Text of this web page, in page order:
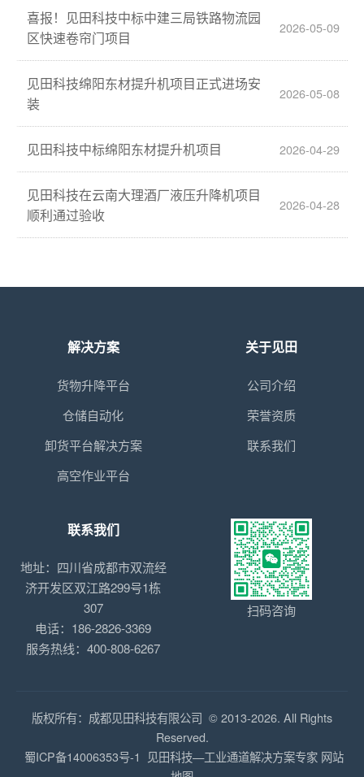
喜报！见田科技中标中建三局铁路物流园
区快速卷帘门项目
2026-05-09
见田科技绵阳东材提升机项目正式进场安
装
2026-05-08
见田科技中标绵阳东材提升机项目 2026-04-29
见田科技在云南大理酒厂液压升降机项目
顺利通过验收
2026-04-28
解决方案
货物升降平台
仓储自动化
卸货平台解决方案
高空作业平台
关于见田
公司介绍
荣誉资质
联系我们
联系我们
地址：四川省成都市双流经
济开发区双江路299号1栋
307
电话：186-2826-3369
服务热线：400-808-6267
扫码咨询
版权所有：成都见田科技有限公司 © 2013-2026. All Rights
Reserved.
蜀ICP备14006353号-1
见田科技—工业通道解决方案专家 网站